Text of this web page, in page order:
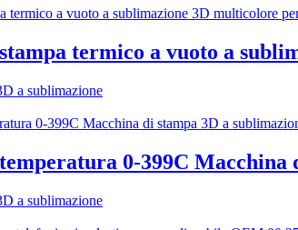
termico a vuoto a
a sublimazione
0-399C Macchina
a sublimazione